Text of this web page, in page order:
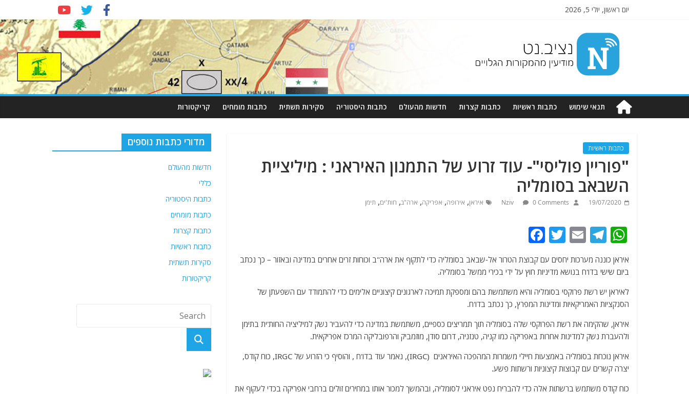
יום ראשון, יולי 5, 2026
Nziv.net
מודיעין
מהמקורות
תנאי שימוש כתבות ראשיות כתבות קצרות חדשות מהעולם כתבות היסטוריה סקירות תשתית כתבות מומחים קריקטורות
כתבות ראשיות
"פוריין פוליסי"- עוד זרוע של התמנון האיראני : מיליציית
השבאב בסומליה
19/07/2020
Nziv 0 Comments איראן, אירופה, אפריקה, ארה"ב, חות'ים, תימן
W
at
s
A
p
p
T
e
g
ra
m
E
ai
l
T
itt
er
c
e
b
o
o
k
איראן כוננה מערכות יחסים עם קבוצת הטרור אל-שבאב בסומליה כדי לתקוף את ארה"ב וכוחות זרים אחרים במדינה ובאזור – כך נכתב
ביום שישי בדו'ח בנושא מדיניות חוץ על ידי בכירי ממשל בסומליה.
לאיראן יש רשת פרוקסי בסומליה והיא משתמשת בהם ומספקת תמיכה לארגונים קיצוניים אלימים כדי להתמודד עם השפעתן של
הסנקציות האמריקאיות ומדינות המפרץ, כך נכתב בדו'ח.
איראן, שהקימה את רשת הפרוקסי שלה בסומליה תוך תמריצים כספיים, משתמשת במדינה כדי להעביר נשק למיליציה החות'ית בתימן
ולהעברת נשק למדינות אחרות באפריקה כמו קניה, טנזניה, דרום סודן, מוזמביק והרפובליקה המרכז אפריקאית.
איראן נוכחת בסומליה באמצעות חיילי משמרות המהפכה האיראנים (IRGC), נאמר עוד בדו'ח , והוסיף כי הזרוע של IRGC, כוח קודס,
יצרה קשרים עם קבוצות קיצוניות ורשתות פשע.
כוח קודס משתמש ברשתות אלה כדי להבריח נפט איראני לסומליה, ובהמשך למכור אותו במחירים זולים ברחבי אפריקה בכדי לעקוף את
מדורי כתבות נוספים
חדשות מהעולם
כללי
כתבות היסטוריה
כתבות מומחים
כתבות קצרות
כתבות ראשיות
סקירות תשתית
קריקטורות